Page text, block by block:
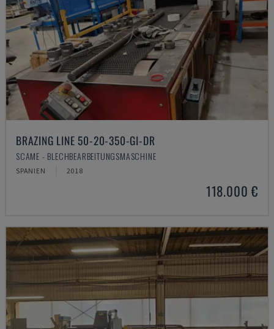
BRAZING LINE 50-20-350-GI-DR
SCAME - BLECHBEARBEITUNGSMASCHINE
SPANIEN 2018
118.000 €